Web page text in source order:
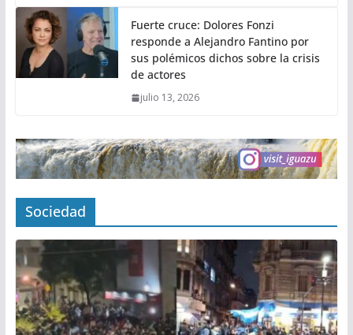
Fuerte cruce: Dolores Fonzi
responde a Alejandro Fantino por
sus polémicos dichos sobre la crisis
de actores
julio 13, 2026
Sociedad